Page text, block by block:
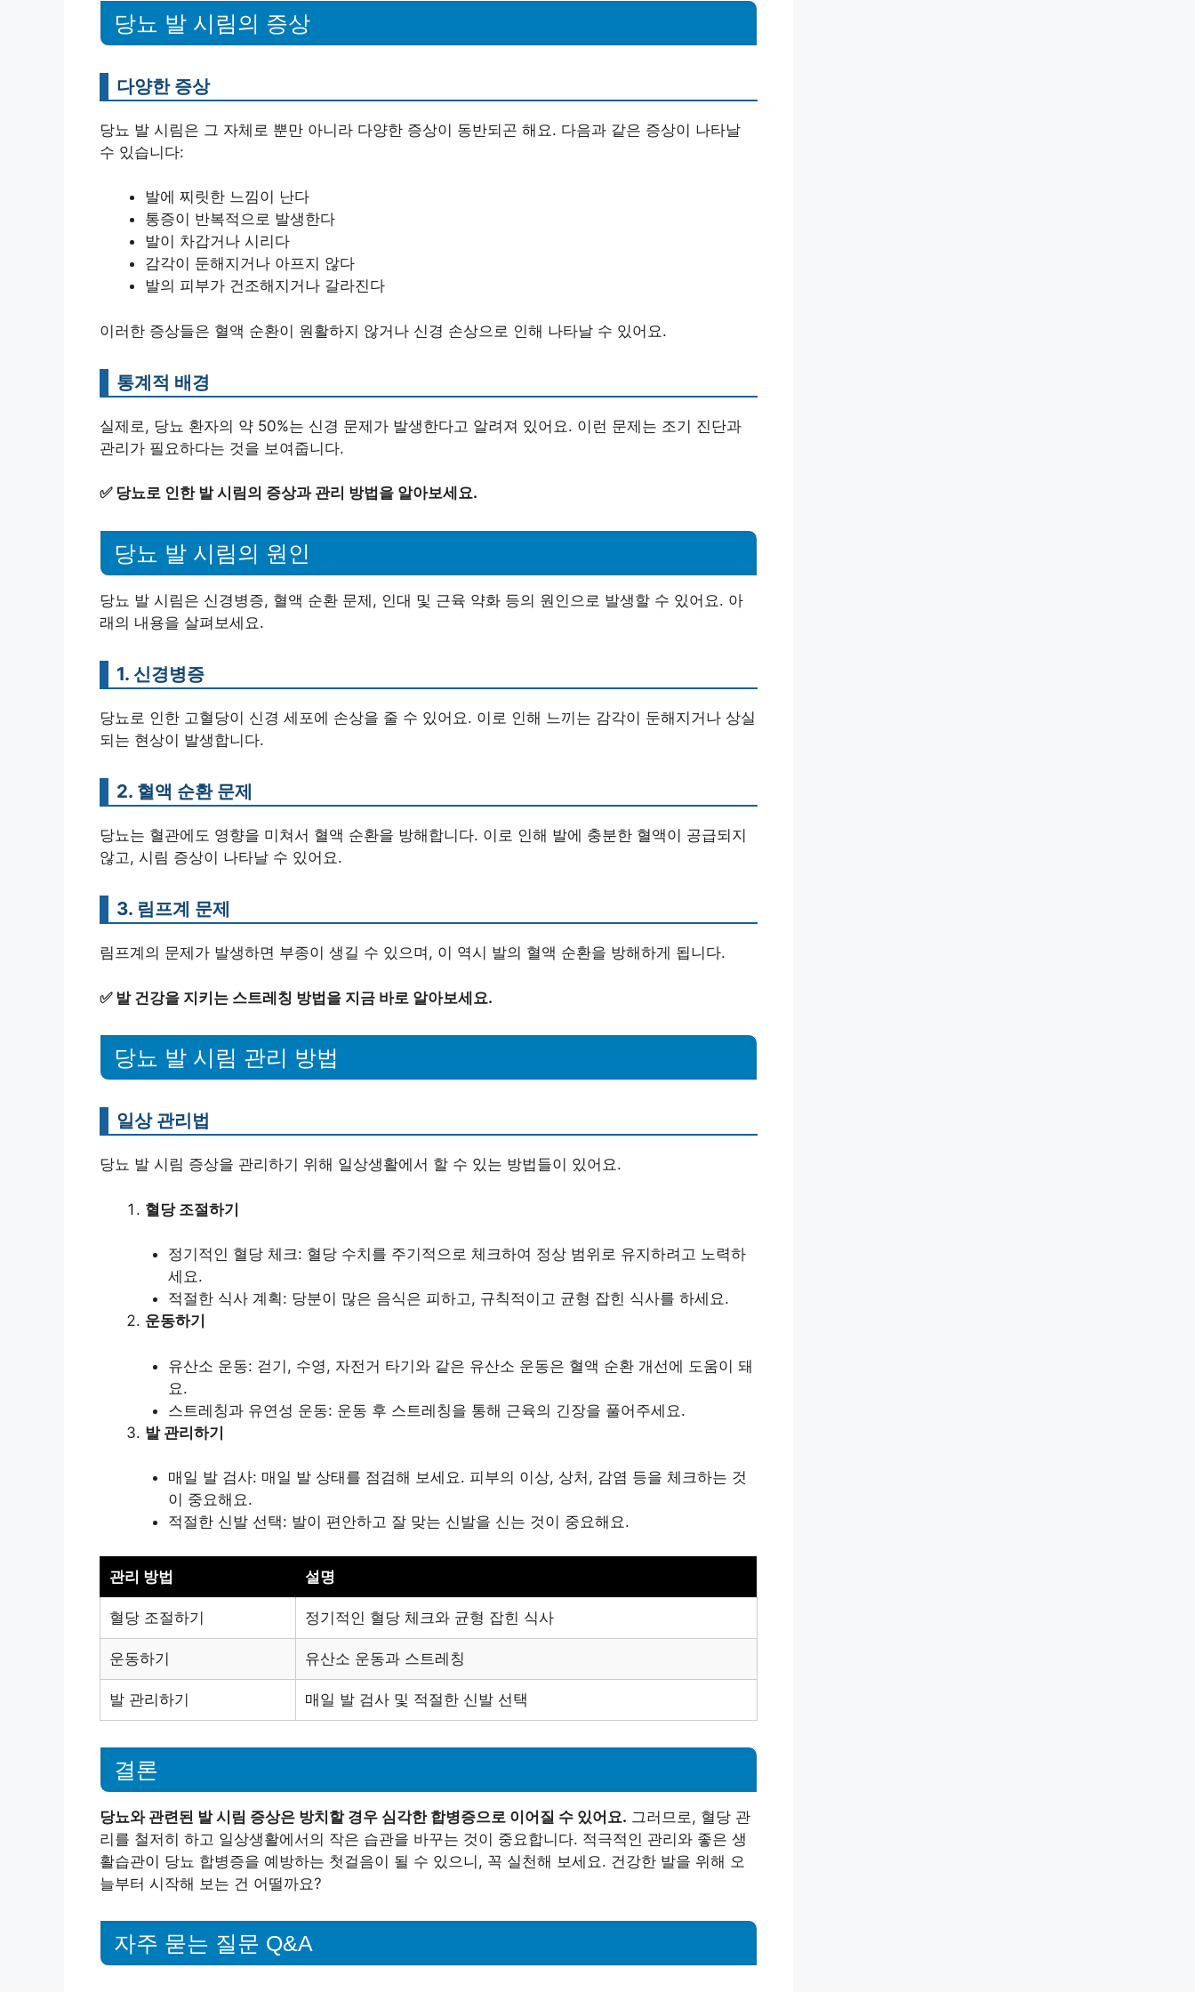
당뇨 발 시림의 증상
다양한 증상
당뇨 발 시림은 그 자체로 뿐만 아니라 다양한 증상이 동반되곤 해요. 다음과 같은 증상이 나타날
수 있습니다:
발에 찌릿한 느낌이 난다
통증이 반복적으로 발생한다
발이 차갑거나 시리다
감각이 둔해지거나 아프지 않다
발의 피부가 건조해지거나 갈라진다
이러한 증상들은 혈액 순환이 원활하지 않거나 신경 손상으로 인해 나타날 수 있어요.
통계적 배경
실제로, 당뇨 환자의 약 50%는 신경 문제가 발생한다고 알려져 있어요. 이런 문제는 조기 진단과
관리가 필요하다는 것을 보여줍니다.
✅ 당뇨로 인한 발 시림의 증상과 관리 방법을 알아보세요.
당뇨 발 시림의 원인
당뇨 발 시림은 신경병증, 혈액 순환 문제, 인대 및 근육 약화 등의 원인으로 발생할 수 있어요. 아
래의 내용을 살펴보세요.
1. 신경병증
당뇨로 인한 고혈당이 신경 세포에 손상을 줄 수 있어요. 이로 인해 느끼는 감각이 둔해지거나 상실
되는 현상이 발생합니다.
2. 혈액 순환 문제
당뇨는 혈관에도 영향을 미쳐서 혈액 순환을 방해합니다. 이로 인해 발에 충분한 혈액이 공급되지
않고, 시림 증상이 나타날 수 있어요.
3. 림프계 문제
림프계의 문제가 발생하면 부종이 생길 수 있으며, 이 역시 발의 혈액 순환을 방해하게 됩니다.
✅ 발 건강을 지키는 스트레칭 방법을 지금 바로 알아보세요.
당뇨 발 시림 관리 방법
일상 관리법
당뇨 발 시림 증상을 관리하기 위해 일상생활에서 할 수 있는 방법들이 있어요.
혈당 조절하기
정기적인 혈당 체크: 혈당 수치를 주기적으로 체크하여 정상 범위로 유지하려고 노력하
세요.
적절한 식사 계획: 당분이 많은 음식은 피하고, 규칙적이고 균형 잡힌 식사를 하세요.
운동하기
유산소 운동: 걷기, 수영, 자전거 타기와 같은 유산소 운동은 혈액 순환 개선에 도움이 돼
요.
스트레칭과 유연성 운동: 운동 후 스트레칭을 통해 근육의 긴장을 풀어주세요.
발 관리하기
매일 발 검사: 매일 발 상태를 점검해 보세요. 피부의 이상, 상처, 감염 등을 체크하는 것
이 중요해요.
적절한 신발 선택: 발이 편안하고 잘 맞는 신발을 신는 것이 중요해요.
관리 방법 설명
혈당 조절하기 정기적인 혈당 체크와 균형 잡힌 식사
운동하기 유산소 운동과 스트레칭
발 관리하기 매일 발 검사 및 적절한 신발 선택
결론
당뇨와 관련된 발 시림 증상은 방치할 경우 심각한 합병증으로 이어질 수 있어요. 그러므로, 혈당 관
리를 철저히 하고 일상생활에서의 작은 습관을 바꾸는 것이 중요합니다. 적극적인 관리와 좋은 생
활습관이 당뇨 합병증을 예방하는 첫걸음이 될 수 있으니, 꼭 실천해 보세요. 건강한 발을 위해 오
늘부터 시작해 보는 건 어떨까요?
자주 묻는 질문 Q&A